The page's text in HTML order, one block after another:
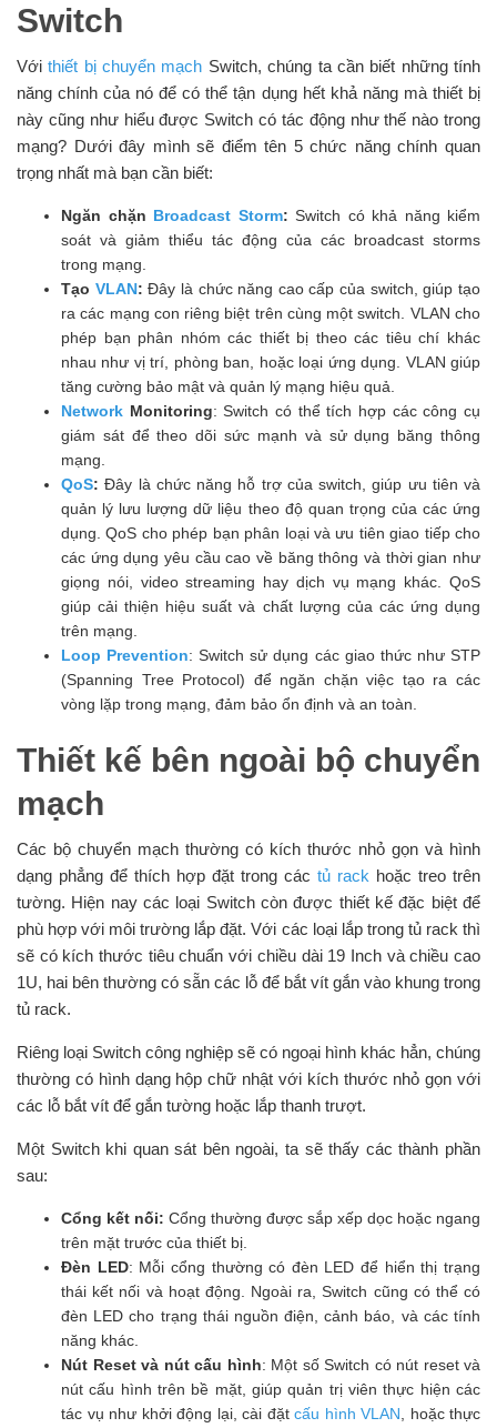
Switch
Vớithiết bị chuyển mạch Switch, chúng ta cần biết những tính
năng chính của nó để có thể tận dụng hết khả năng mà thiết bị
này cũng như hiểu được Switch có tác động như thế nào trong
mạng? Dưới đây mình sẽ điểm tên 5 chức năng chính quan
trọng nhất mà bạn cần biết:
Ngăn chặn Broadcast Storm: Switch có khả năng kiểm
soát và giảm thiểu tác động của các broadcast storms
trong mạng.
Tạo VLAN: Đây là chức năng cao cấp của switch, giúp tạo
ra các mạng con riêng biệt trên cùng một switch. VLAN cho
phép bạn phân nhóm các thiết bị theo các tiêu chí khác
nhau như vị trí, phòng ban, hoặc loại ứng dụng. VLAN giúp
tăng cường bảo mật và quản lý mạng hiệu quả.
Network Monitoring: Switch có thể tích hợp các công cụ
giám sát để theo dõi sức mạnh và sử dụng băng thông
mạng.
QoS: Đây là chức năng hỗ trợ của switch, giúp ưu tiên và
quản lý lưu lượng dữ liệu theo độ quan trọng của các ứng
dụng. QoS cho phép bạn phân loại và ưu tiên giao tiếp cho
các ứng dụng yêu cầu cao về băng thông và thời gian như
giọng nói, video streaming hay dịch vụ mạng khác. QoS
giúp cải thiện hiệu suất và chất lượng của các ứng dụng
trên mạng.
Loop Prevention: Switch sử dụng các giao thức như STP
(Spanning Tree Protocol) để ngăn chặn việc tạo ra các
vòng lặp trong mạng, đảm bảo ổn định và an toàn.
Thiết kế bên ngoài bộ chuyển
mạch
Các bộ chuyển mạch thường có kích thước nhỏ gọn và hình
dạng phẳng để thích hợp đặt trong các tủ rack hoặc treo trên
tường. Hiện nay các loại Switch còn được thiết kế đặc biệt để
phù hợp với môi trường lắp đặt. Với các loại lắp trong tủ rack thì
sẽ có kích thước tiêu chuẩn với chiều dài 19 Inch và chiều cao
1U, hai bên thường có sẵn các lỗ để bắt vít gắn vào khung trong
tủ rack.
Riêng loại Switch công nghiệp sẽ có ngoại hình khác hẳn, chúng
thường có hình dạng hộp chữ nhật với kích thước nhỏ gọn với
các lỗ bắt vít để gắn tường hoặc lắp thanh trượt.
Một Switch khi quan sát bên ngoài, ta sẽ thấy các thành phần
sau:
Cổng kết nối: Cổng thường được sắp xếp dọc hoặc ngang
trên mặt trước của thiết bị.
Đèn LED: Mỗi cổng thường có đèn LED để hiển thị trạng
thái kết nối và hoạt động. Ngoài ra, Switch cũng có thể có
đèn LED cho trạng thái nguồn điện, cảnh báo, và các tính
năng khác.
Nút Reset và nút cấu hình: Một số Switch có nút reset và
nút cấu hình trên bề mặt, giúp quản trị viên thực hiện các
tác vụ như khởi động lại, cài đặt cấu hình VLAN , hoặc thực